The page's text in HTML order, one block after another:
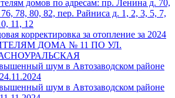
домов по адресам: пр. Ленина д. 70,
78, 80, 82, пер. Райниса д. 1, 2, 3, 5, 7,
11, 12
корректировка за отопление за 2024
ДОМА № 11 ПО УЛ.
шум в Автозаводском районе
шум в Автозаводском районе